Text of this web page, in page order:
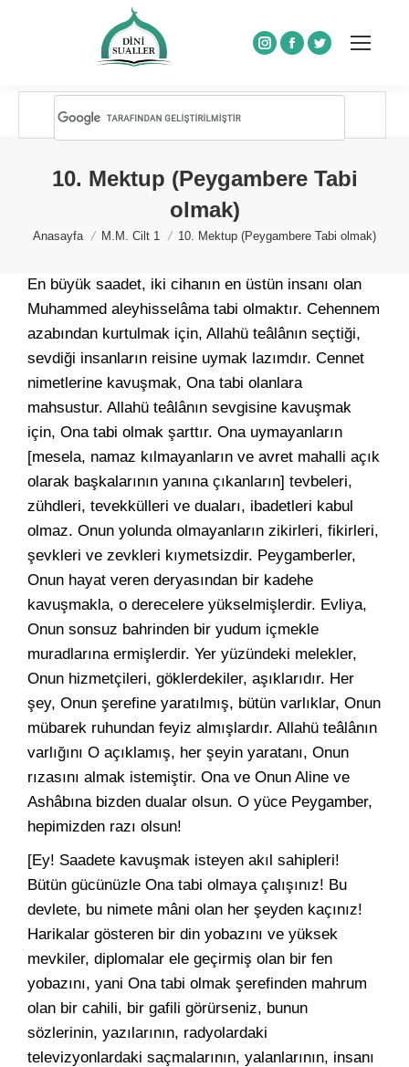
Instagram
Facebook
Twitter
10. Mektup (Peygambere Tabi
olmak)
You are here:
Anasayfa M.M. Cilt 1 10. Mektup (Peygambere Tabi olmak)
En büyük saadet, iki cihanın en üstün insanı olan
Muhammed aleyhisselâma tabi olmaktır. Cehennem
azabından kurtulmak için, Allahü teâlânın seçtiği,
sevdiği insanların reisine uymak lazımdır. Cennet
nimetlerine kavuşmak, Ona tabi olanlara
mahsustur. Allahü teâlânın sevgisine kavuşmak
için, Ona tabi olmak şarttır. Ona uymayanların
[mesela, namaz kılmayanların ve avret mahalli açık
olarak başkalarının yanına çıkanların] tevbeleri,
zühdleri, tevekkülleri ve duaları, ibadetleri kabul
olmaz. Onun yolunda olmayanların zikirleri, fikirleri,
şevkleri ve zevkleri kıymetsizdir. Peygamberler,
Onun hayat veren deryasından bir kadehe
kavuşmakla, o derecelere yükselmişlerdir. Evliya,
Onun sonsuz bahrinden bir yudum içmekle
muradlarına ermişlerdir. Yer yüzündeki melekler,
Onun hizmetçileri, göklerdekiler, aşıklarıdır. Her
şey, Onun şerefine yaratılmış, bütün varlıklar, Onun
mübarek ruhundan feyiz almışlardır. Allahü teâlânın
varlığını O açıklamış, her şeyin yaratanı, Onun
rızasını almak istemiştir. Ona ve Onun Aline ve
Ashâbına bizden dualar olsun. O yüce Peygamber,
hepimizden razı olsun!
[Ey! Saadete kavuşmak isteyen akıl sahipleri!
Bütün gücünüzle Ona tabi olmaya çalışınız! Bu
devlete, bu nimete mâni olan her şeyden kaçınız!
Harikalar gösteren bir din yobazını ve yüksek
mevkiler, diplomalar ele geçirmiş olan bir fen
yobazını, yani Ona tabi olmak şerefinden mahrum
olan bir cahili, bir gafili görürseniz, bunun
sözlerinin, yazılarının, radyolardaki
televizyonlardaki saçmalarının, yalanlarının, insanı